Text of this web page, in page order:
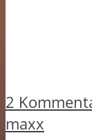
2
maxx